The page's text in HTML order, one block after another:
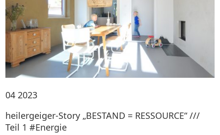
04 2023
heilergeiger-Story „BESTAND = RESSOURCE“ ///
Teil 1 #Energie